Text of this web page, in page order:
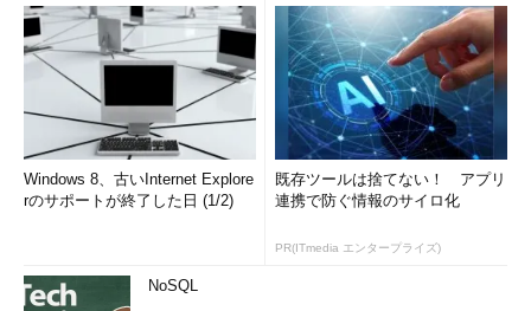
Windows 8、古いInternet Explore
rのサポートが終了した日 (1/2)
既存ツールは捨てない！ アプリ
連携で防ぐ情報のサイロ化
PR(ITmedia エンタープライズ)
NoSQL